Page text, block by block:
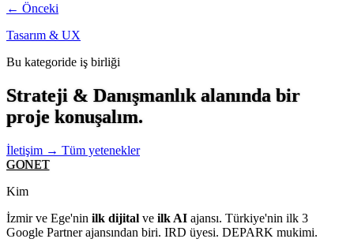
← Önceki
Tasarım & UX
Bu kategoride iş birliği
Strateji & Danışmanlık alanında bir
proje konuşalım.
İletişim → Tüm yetenekler
GONET
Kim
İzmir ve Ege'nin ilk dijital ve ilk AI ajansı. Türkiye'nin ilk 3
Google Partner ajansından biri. IRD üyesi. DEPARK mukimi.